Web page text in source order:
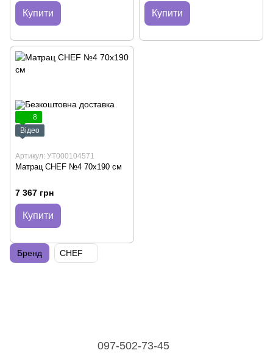
Купити Купити
8
Відео
Артикул: УТ000104571
Матрац CHEF №4 70х190 см
7 367 грн
Купити
Бренд CHEF
097-502-73-45